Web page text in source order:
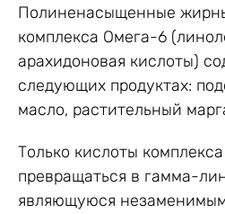
Полиненасыщенные
комплекса Омега-6
арахидоновая кислоты)
следующих продуктах:
масло, растительный
Только кислоты
превращаться в гамма-
являющуюся